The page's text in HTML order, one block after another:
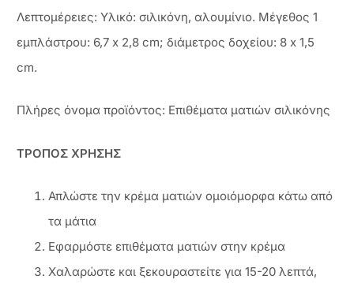
Λεπτομέρειες: Υλικό: σιλικόνη, αλουμίνιο. Μέγεθος 1
εμπλάστρου: 6,7 x 2,8 cm; διάμετρος δοχείου: 8 x 1,5
cm.
Πλήρες όνομα προϊόντος: Επιθέματα ματιών σιλικόνης
ΤΡΟΠΟΣ ΧΡΗΣΗΣ
Απλώστε την κρέμα ματιών ομοιόμορφα κάτω από
τα μάτια
Εφαρμόστε επιθέματα ματιών στην κρέμα
Χαλαρώστε και ξεκουραστείτε για 15-20 λεπτά,